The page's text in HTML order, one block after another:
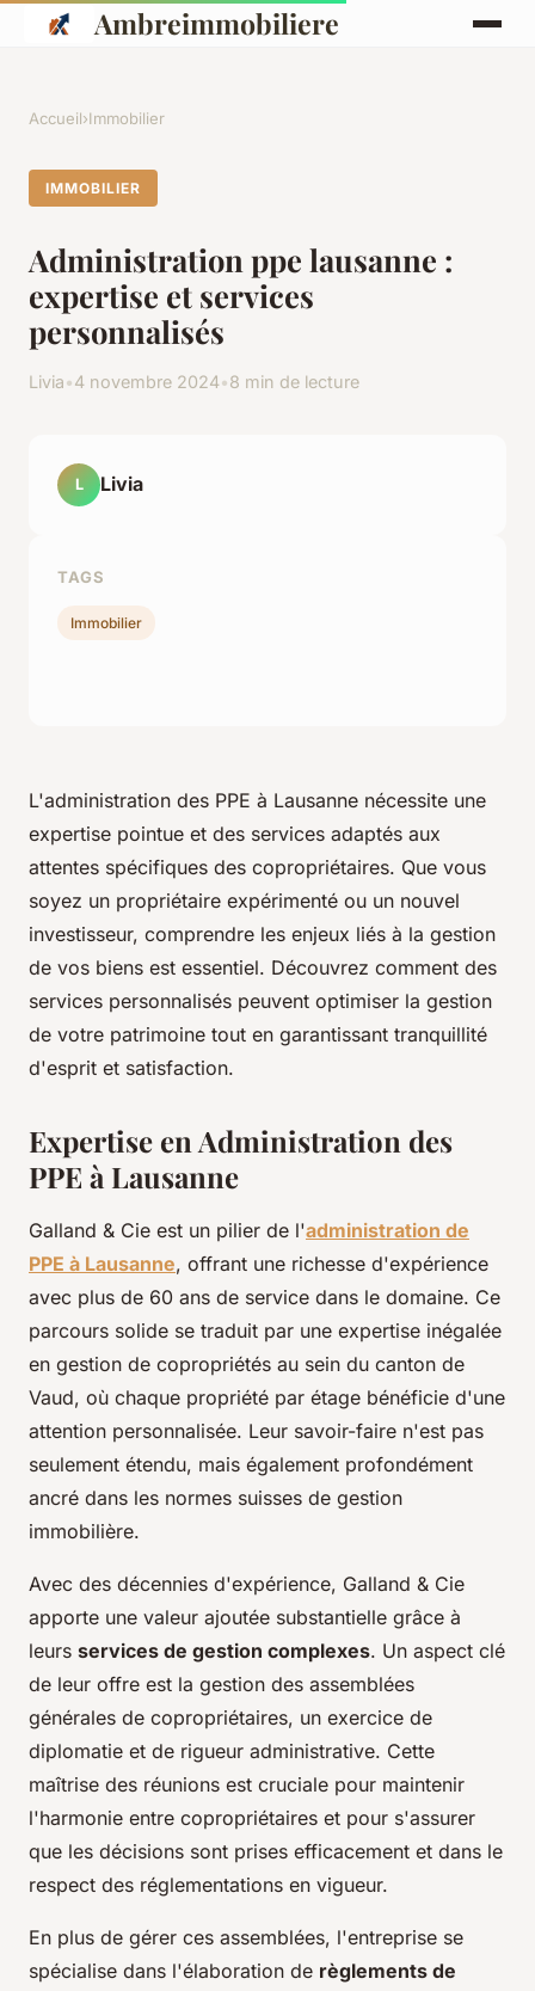
Ambreimmobiliere
Accueil›Immobilier
IMMOBILIER
Administration ppe lausanne :
expertise et services
personnalisés
Livia•4 novembre 2024•8 min de lecture
L'administration des PPE à Lausanne nécessite une
expertise pointue et des services adaptés aux
attentes spécifiques des copropriétaires. Que vous
soyez un propriétaire expérimenté ou un nouvel
investisseur, comprendre les enjeux liés à la gestion
de vos biens est essentiel. Découvrez comment des
services personnalisés peuvent optimiser la gestion
de votre patrimoine tout en garantissant tranquillité
d'esprit et satisfaction.
Expertise en Administration des
PPE à Lausanne
Galland & Cie est un pilier de l'administration de
PPE à Lausanne, offrant une richesse d'expérience
avec plus de 60 ans de service dans le domaine. Ce
parcours solide se traduit par une expertise inégalée
en gestion de copropriétés au sein du canton de
Vaud, où chaque propriété par étage bénéficie d'une
attention personnalisée. Leur savoir-faire n'est pas
seulement étendu, mais également profondément
ancré dans les normes suisses de gestion
immobilière.
Avec des décennies d'expérience, Galland & Cie
apporte une valeur ajoutée substantielle grâce à
leurs services de gestion complexes. Un aspect clé
de leur offre est la gestion des assemblées
générales de copropriétaires, un exercice de
diplomatie et de rigueur administrative. Cette
maîtrise des réunions est cruciale pour maintenir
l'harmonie entre copropriétaires et pour s'assurer
que les décisions sont prises efficacement et dans le
respect des réglementations en vigueur.
En plus de gérer ces assemblées, l'entreprise se
spécialise dans l'élaboration de règlements de
L Livia
TAGS
Immobilier